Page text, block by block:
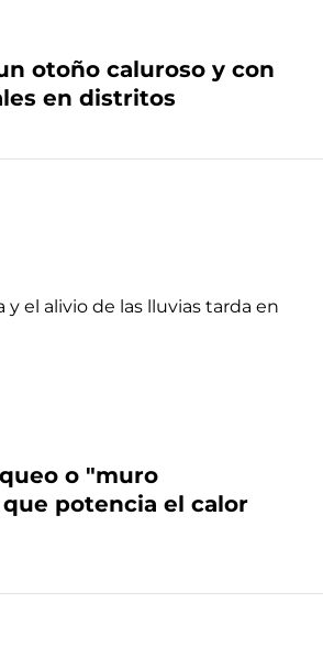
otoño caluroso y con
en distritos
o "muro
potencia el calor